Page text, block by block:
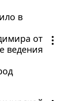
в
от
ведения